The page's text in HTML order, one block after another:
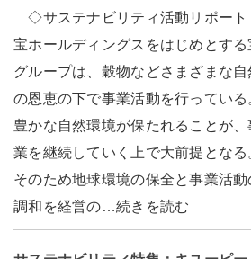
◇サステナビリティ活動リポー
宝ホールディングスをはじめとする
グループは、穀物などさまざまな自
の恩恵の下で事業活動を行っている
豊かな自然環境が保たれることが、
業を継続していく上で大前提となる
そのため地球環境の保全と事業活動
調和を経営の…続きを読む